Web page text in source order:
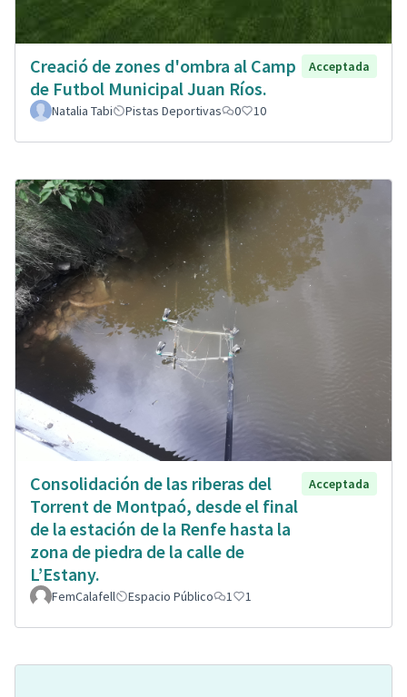
Creació de zones d'ombra al Camp
de Futbol Municipal Juan Ríos.
Acceptada
Natalia Tabi Pistas Deportivas 0 10
Consolidación de las riberas del
Torrent de Montpaó, desde el final
de la estación de la Renfe hasta la
zona de piedra de la calle de
L’Estany.
Acceptada
FemCalafell Espacio Público 1 1